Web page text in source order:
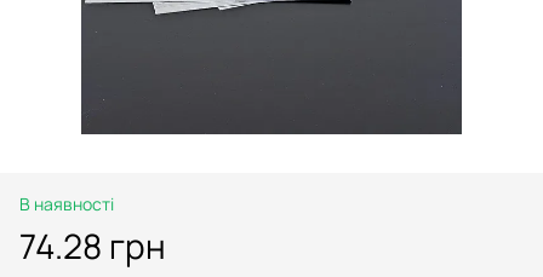
В наявності
74.28 грн